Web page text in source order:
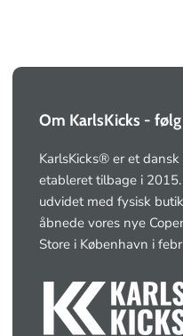
Om KarlsKicks -
KarlsKicks® er et
etableret tilbage i
udvidet med fysisk
åbnede vores nye
Store i København i